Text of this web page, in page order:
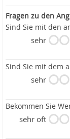
Fragen zu den
Sind Sie mit den
sehr
Sind Sie mit dem
sehr
Bekommen Sie
sehr oft